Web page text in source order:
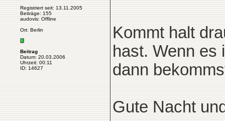
Registriert seit: 13.11.2005
Beiträge: 155
audovis: Offline
Ort: Berlin
Beitrag
Datum: 20.03.2006
Uhrzeit: 00:11
ID: 14627
Kommt halt
hast. Wenn es
dann
Gute Nacht